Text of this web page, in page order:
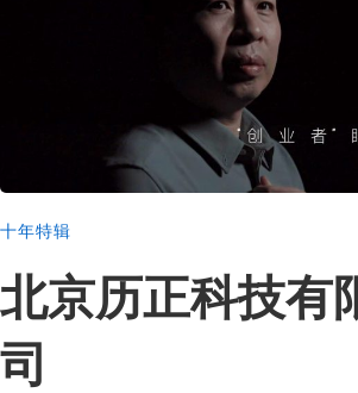
十年特辑
北京历正科技有
司